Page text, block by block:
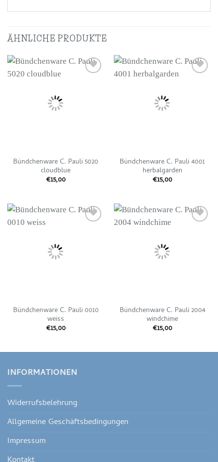
ÄHNLICHE PRODUKTE
Bündchenware C. Pauli 5020
cloudblue
€15,00
Bündchenware C. Pauli 4001
herbalgarden
€15,00
Bündchenware C. Pauli 0010
weiss
€15,00
Bündchenware C. Pauli 2004
windchime
€15,00
INFORMATIONEN
Widerrufsbelehrung
Allgemeine Geschäftsbedingungen
Impressum